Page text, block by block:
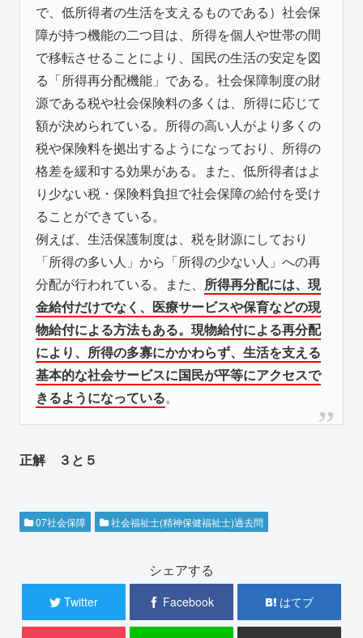
で、低所得者の生活を支えるものである）社会保
障が持つ機能の二つ目は、所得を個人や世帯の間
で移転させることにより、国民の生活の安定を図
る「所得再分配機能」である。社会保障制度の財
源である税や社会保険料の多くは、所得に応じて
額が決められている。所得の高い人がより多くの
税や保険料を拠出するようになっており、所得の
格差を緩和する効果がある。また、低所得者はよ
り少ない税・保険料負担で社会保障の給付を受け
ることができている。
例えば、生活保護制度は、税を財源にしており
「所得の多い人」から「所得の少ない人」への再
分配が行われている。また、 所得再分配には、現
金給付だけでなく、医療サービスや保育などの現
物給付による方法もある。現物給付による再分配
により、所得の多寡にかかわらず、生活を支える
基本的な社会サービスに国民が平等にアクセスで
きるようになっている。
正解 ３と５
07社会保障 社会福祉士(精神保健福祉士)過去問
シェアする
Twitter Facebook はてブ